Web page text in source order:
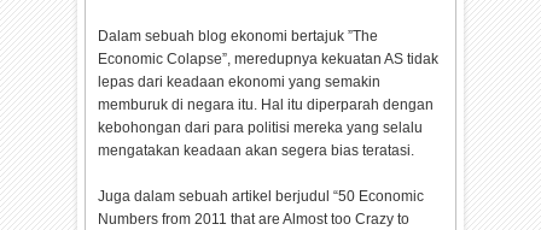
Dalam sebuah blog ekonomi bertajuk ”The
Economic Colapse”, meredupnya kekuatan AS tidak
lepas dari keadaan ekonomi yang semakin
memburuk di negara itu. Hal itu diperparah dengan
kebohongan dari para politisi mereka yang selalu
mengatakan keadaan akan segera bias teratasi.
Juga dalam sebuah artikel berjudul “50 Economic
Numbers from 2011 that are Almost too Crazy to